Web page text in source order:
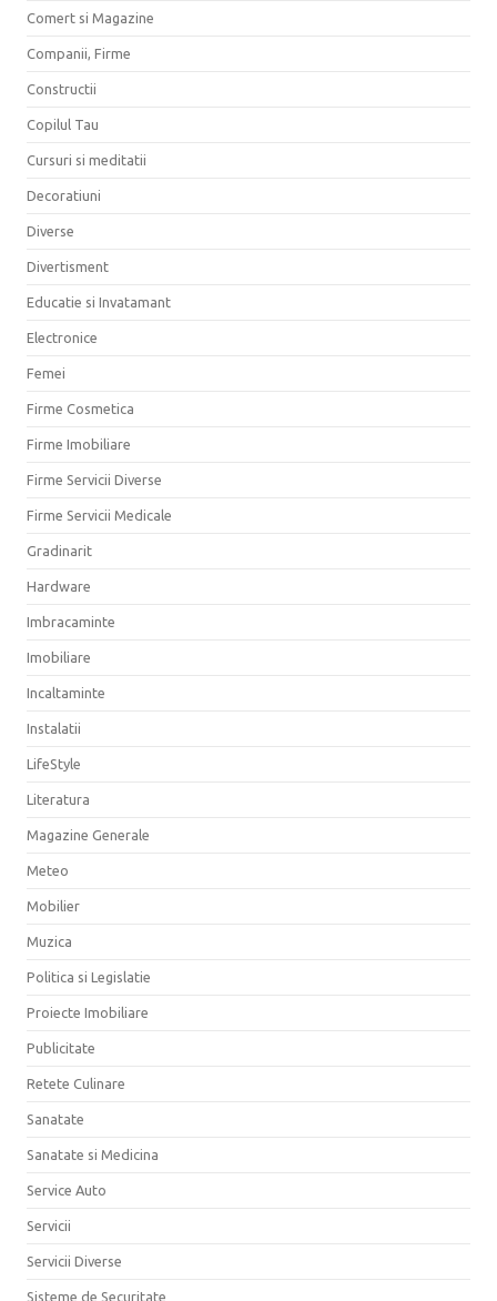
Comert si Magazine
Companii, Firme
Constructii
Copilul Tau
Cursuri si meditatii
Decoratiuni
Diverse
Divertisment
Educatie si Invatamant
Electronice
Femei
Firme Cosmetica
Firme Imobiliare
Firme Servicii Diverse
Firme Servicii Medicale
Gradinarit
Hardware
Imbracaminte
Imobiliare
Incaltaminte
Instalatii
LifeStyle
Literatura
Magazine Generale
Meteo
Mobilier
Muzica
Politica si Legislatie
Proiecte Imobiliare
Publicitate
Retete Culinare
Sanatate
Sanatate si Medicina
Service Auto
Servicii
Servicii Diverse
Sisteme de Securitate